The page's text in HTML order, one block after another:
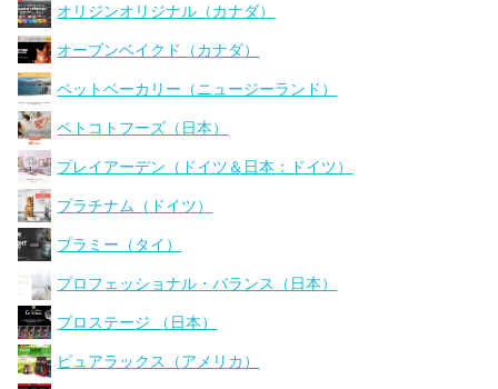
オリジンオリジナル（カナダ）
オーブンベイクド（カナダ）
ペットベーカリー（ニュージーランド）
ペトコトフーズ（日本）
プレイアーデン（ドイツ＆日本：ドイツ）
プラチナム（ドイツ）
プラミー（タイ）
プロフェッショナル・バランス（日本）
プロステージ （日本）
ピュアラックス（アメリカ）